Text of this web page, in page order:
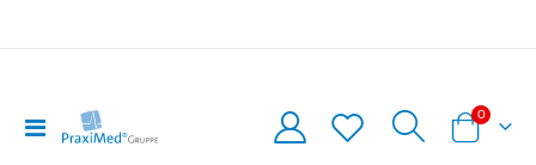
Navigation
umschalten
Warenkorb
0Artikel